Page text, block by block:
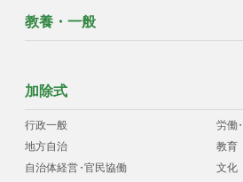
教養・一般
加除式
行政一般
地方自治
自治体経営・官民協働
労働
教育
文化